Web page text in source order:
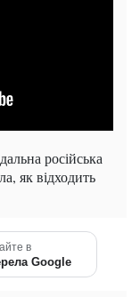
російська
як відходить
в
Google